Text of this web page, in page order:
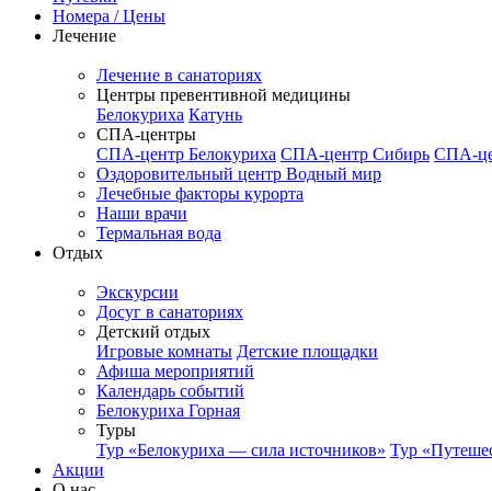
Номера / Цены
Лечение
Лечение в санаториях
Центры превентивной медицины
Белокуриха Катунь
СПА-центры
СПА-центр Белокуриха СПА-центр Сибирь СПА-
Оздоровительный центр Водный мир
Лечебные факторы курорта
Наши врачи
Термальная вода
Отдых
Экскурсии
Досуг в санаториях
Детский отдых
Игровые комнаты Детские площадки
Афиша мероприятий
Календарь событий
Белокуриха Горная
Туры
Тур «Белокуриха — сила источников» Тур
Акции